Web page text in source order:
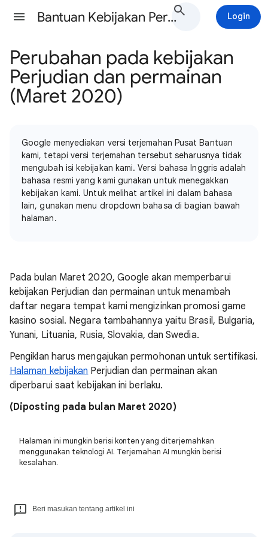
Bantuan Kebijakan Periklanan Google Ads Login
Perubahan pada kebijakan
Perjudian dan permainan
(Maret 2020)
Google menyediakan versi terjemahan Pusat Bantuan
kami, tetapi versi terjemahan tersebut seharusnya tidak
mengubah isi kebijakan kami. Versi bahasa Inggris adalah
bahasa resmi yang kami gunakan untuk menegakkan
kebijakan kami. Untuk melihat artikel ini dalam bahasa
lain, gunakan menu dropdown bahasa di bagian bawah
halaman.
Pada bulan Maret 2020, Google akan memperbarui
kebijakan Perjudian dan permainan untuk menambah
daftar negara tempat kami mengizinkan promosi game
kasino sosial. Negara tambahannya yaitu Brasil, Bulgaria,
Yunani, Lituania, Rusia, Slovakia, dan Swedia.
Pengiklan harus mengajukan permohonan untuk sertifikasi.
Halaman kebijakan Perjudian dan permainan akan
diperbarui saat kebijakan ini berlaku.
(Diposting pada bulan Maret 2020)
Halaman ini mungkin berisi konten yang diterjemahkan
menggunakan teknologi AI. Terjemahan AI mungkin berisi
kesalahan.
Beri masukan tentang artikel ini